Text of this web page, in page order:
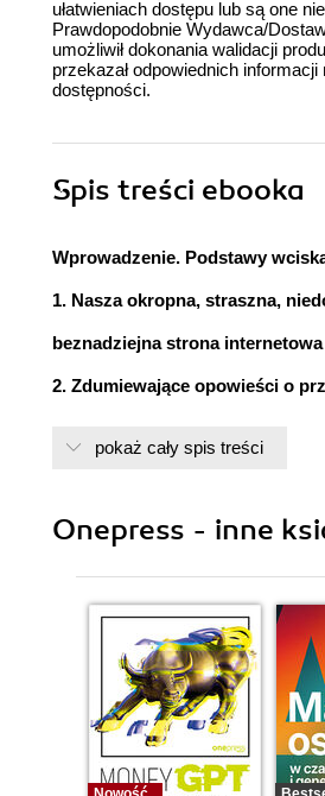
ułatwieniach dostępu lub są one
Prawdopodobnie Wydawca/
umożliwił dokonania walidacji
przekazał odpowiednich informacji
dostępności.
Spis treści ebooka
Wprowadzenie. Podstawy
1. Nasza okropna, straszna,
beznadziejna strona internetowa
2. Zdumiewające opowieści o
CZĘŚĆ PIERWSZA. SOCIAL
internecie (29)
6. Szufle i nowa pańszczyzna (37)
7. Tak, to jest klucz! (43)
8. Teraz już wiesz, czyli
pokaż cały spis treści
Onepress - inne